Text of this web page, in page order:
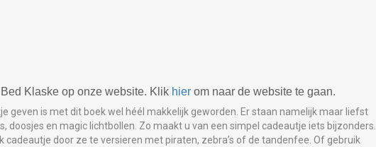
Klaske op onze website. Klik hier om naar de website te gaan.
geven is met dit boek wel héél makkelijk geworden. Er staan namelijk maar liefst
doosjes en magic lichtbollen. Zo maakt u van een simpel cadeautje iets bijzonders.
cadeautje door ze te versieren met piraten, zebra’s of de tandenfee. Of gebruik